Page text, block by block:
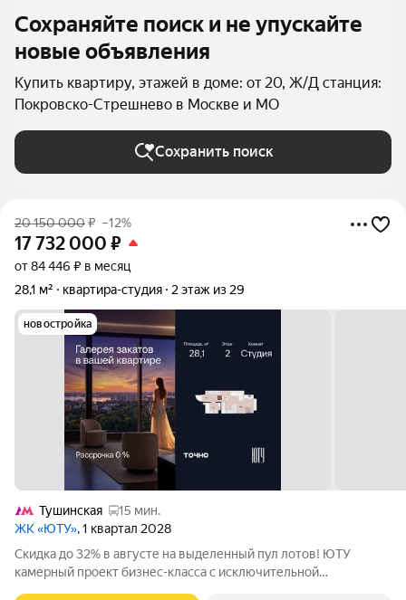
Сохраняйте поиск и не упускайте
новые объявления
Купить квартиру, этажей в доме: от 20, Ж/Д станция:
Покровско-Стрешнево в Москве и МО
Сохранить поиск
20 150 000₽ –12%
17 732 000 ₽
от 84 446 ₽ в месяц
28,1 м²
квартира-студия 2 этаж из 29
новостройка
Тушинская
15 мин.
ЖК «ЮТУ», 1 квартал 2028
Скидка до 32% в августе на выделенный пул лотов! ЮТУ
камерный проект бизнес-класса с исключительной